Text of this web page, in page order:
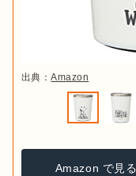
出典：Amazon
Amazon で見る